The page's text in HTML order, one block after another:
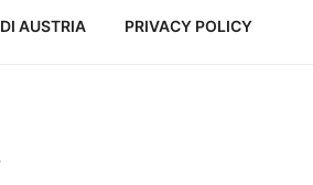
AUSTRIA PRIVACY POLICY